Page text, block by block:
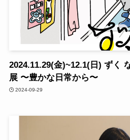
2024.11.29(金)~12.1(日) ずく
展 〜豊かな日常から〜
2024-09-29